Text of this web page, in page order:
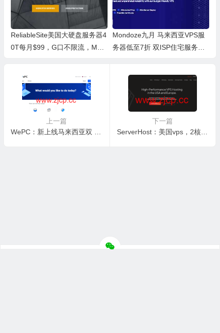
ReliableSite美国大硬盘服务器4
0T每月$99，G口不限流，Meta
Mondoze九月 马来西亚VPS服
务器低至7折 双ISP住宅服务器/
上一篇
WePC：新上线马来西亚双 ISP 原生家宽 TikTok 专用VPS，116元/月，原生住宅 IP/TikTok/流媒体解锁
下一篇
ServerHost：美国vps，2核/4GB/60GB NVMe/1Gbps不限流量，$33/年，可选洛杉矶/达拉斯等6个机房